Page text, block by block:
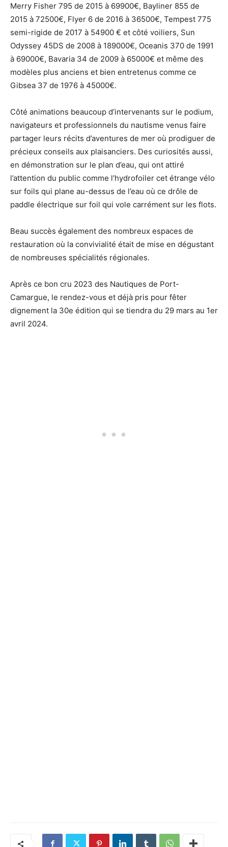
Merry Fisher 795 de 2015 à 69900€, Bayliner 855 de
2015 à 72500€, Flyer 6 de 2016 à 36500€, Tempest 775
semi-rigide de 2017 à 54900 € et côté voiliers, Sun
Odyssey 45DS de 2008 à 189000€, Oceanis 370 de 1991
à 69000€, Bavaria 34 de 2009 à 65000€ et même des
modèles plus anciens et bien entretenus comme ce
Gibsea 37 de 1976 à 45000€.
Côté animations beaucoup d’intervenants sur le podium,
navigateurs et professionnels du nautisme venus faire
partager leurs récits d’aventures de mer où prodiguer de
précieux conseils aux plaisanciers. Des curiosités aussi,
en démonstration sur le plan d’eau, qui ont attiré
l’attention du public comme l’hydrofoiler cet étrange vélo
sur foils qui plane au-dessus de l’eau où ce drôle de
paddle électrique sur foil qui vole carrément sur les flots.
Beau succès également des nombreux espaces de
restauration où la convivialité était de mise en dégustant
de nombreuses spécialités régionales.
Après ce bon cru 2023 des Nautiques de Port-
Camargue, le rendez-vous et déjà pris pour fêter
dignement la 30e édition qui se tiendra du 29 mars au 1er
avril 2024.